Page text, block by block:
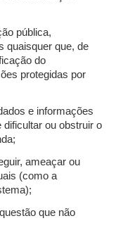
pública,
quaisquer que, de
do
protegidas por
e informações
ou obstruir o
ameaçar ou
(como a
que não